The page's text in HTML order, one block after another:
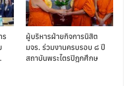
ร
ผู้บริหารฝ่ายกิจการนิสิต
มจร. ร่วมงานครบรอบ ๘ ปี
สถาบันพระไตรปิฎกศึกษ